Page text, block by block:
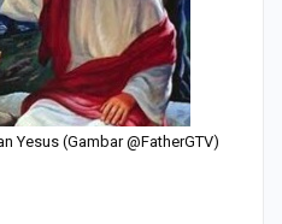
Yesus (Gambar @FatherGTV)